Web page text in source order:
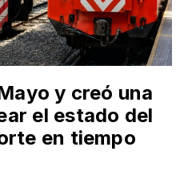
y creó una
el estado del
en tiempo